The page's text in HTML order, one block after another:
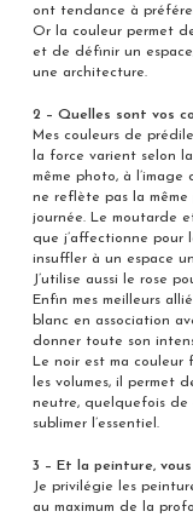
ont tendance à
Or la couleur permet
et de définir un
une architecture.
2 – Quelles sont vos
Mes couleurs de
la force varient selon
même photo, à
ne reflète pas la
journée. Le moutarde
que j’affectionne pour
insuffler à un espace
J’utilise aussi le rose
Enfin mes meilleurs
blanc en association
donner toute son
Le noir est ma couleur
les volumes, il permet
neutre, quelquefois de
sublimer l’essentiel.
3 – Et la peinture,
Je privilégie les
au maximum de la